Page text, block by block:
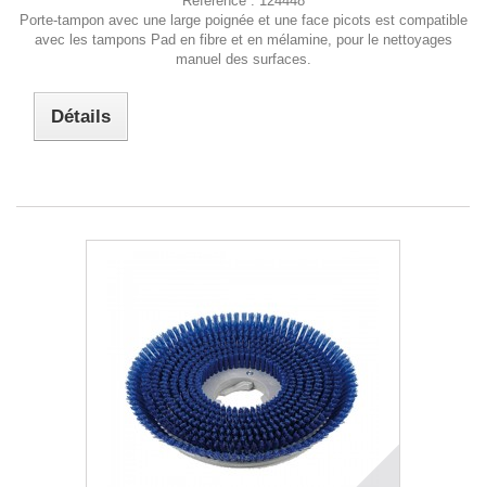
Porte-tampon avec une large poignée et une face picots est compatible
avec les tampons Pad en fibre et en mélamine, pour le nettoyages
manuel des surfaces.
Détails